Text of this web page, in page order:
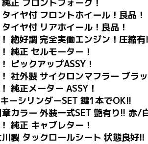
正 フロントフォーク！
イヤ付 フロントホイール！良品！
イヤ付 リアホイール！良品！
絶好調 完全実働エンジン！圧縮有
純正 セルモーター！
ピックアップASSY！
社外製 サイクロンマフラー ブラッ
純正メーター ASSY！
ーシリンダーSET 鍵1本でOK!!
カラー 外装一式SET 艶有り!! 赤/
純正 キャブレター！
製 タックロールシート 状態良好!!